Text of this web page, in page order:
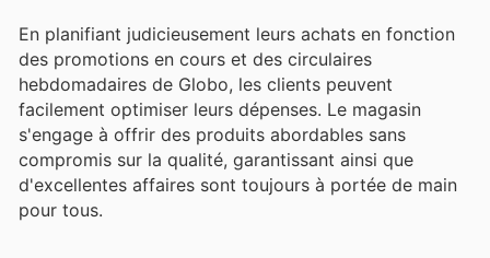
En planifiant judicieusement leurs achats en fonction
des promotions en cours et des circulaires
hebdomadaires de Globo, les clients peuvent
facilement optimiser leurs dépenses. Le magasin
s'engage à offrir des produits abordables sans
compromis sur la qualité, garantissant ainsi que
d'excellentes affaires sont toujours à portée de main
pour tous.